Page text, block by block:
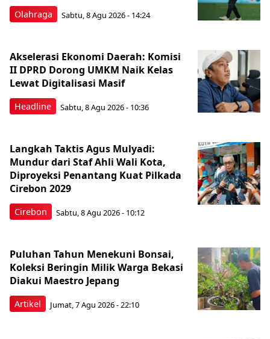
Olahraga Sabtu, 8 Agu 2026 - 14:24
Headline
Akselerasi Ekonomi Daerah: Komisi
II DPRD Dorong UMKM Naik Kelas
Lewat Digitalisasi Masif
Sabtu, 8 Agu 2026 - 10:36
Cirebon
Langkah Taktis Agus Mulyadi:
Mundur dari Staf Ahli Wali Kota,
Diproyeksi Penantang Kuat Pilkada
Cirebon 2029
Sabtu, 8 Agu 2026 - 10:12
Artikel
Puluhan Tahun Menekuni Bonsai,
Koleksi Beringin Milik Warga Bekasi
Diakui Maestro Jepang
Jumat, 7 Agu 2026 - 22:10